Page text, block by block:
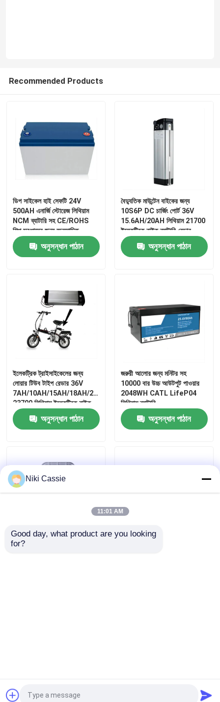
ভিডিও
কারখানা ভ্রমণ
সোলার পোর্টেবল পাওয়ার স্টেশন
Recommended Products
ডিপ সাইকেল হাই সেফটি 24V
500AH এনার্জি স্টোরেজ লিথিয়াম
NCM ব্যাটারি সহ CE/ROHS
শিল্প সরঞ্জামের জন্য অনুমোদিত
অনুসন্ধান পাঠান
বৈদ্যুতিক মাউন্টেন বাইকের জন্য
10S6P DC চার্জিং পোর্ট 36V
15.6AH/20AH লিথিয়াম 21700
ইলেকট্রিক বাইক ব্যাটারি রেডার
অনুসন্ধান পাঠান
ইলেকট্রিক ট্রাইসাইকেলের জন্য
লোয়ার টিউব টাইপ রেডার 36V
7AH/10AH/15AH/18AH/20AH
23700 লিথিয়াম ইলেকট্রিক বাইক
ব্যাটারি প্যাক
অনুসন্ধান পাঠান
জরুরী আলোর জন্য মনিটর সহ
10000 বার উচ্চ আউটপুট পাওয়ার
2048WH CATL LifeP04
লিথিয়াম ব্যাটারি
অনুসন্ধান পাঠান
দ্রুত চার্জ সিপিএপি সিগারেট লাইটার
2026 Yongsheng Technology Co.，Ltd.. All Rights
Niki Cassie
11:01 AM
Good day, what product are you looking
for?